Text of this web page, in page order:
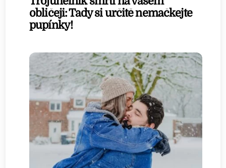
obličeji: Tady si určitě nemačkejte
pupínky!